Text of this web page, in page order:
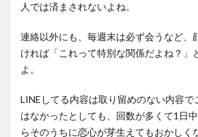
人では済まされないよね。
連絡以外にも、毎週末は必ず会うなど、
ければ「これって特別な関係だよね？」
よ。
LINEしてる内容は取り留めのない内容で
はなかったとしても、回数が多くて1日
らそのうちに恋心が芽生えてもおかしく